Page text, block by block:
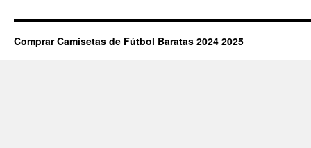
Comprar Camisetas de Fútbol Baratas 2024 2025